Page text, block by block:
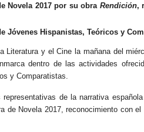
Novela 2017 por su obra Rendición,
Hispanistas, Teóricos y
y el Cine la mañana del
dentro de las actividades
y Comparatistas.
de la narrativa
de Novela 2017, reconocimiento con